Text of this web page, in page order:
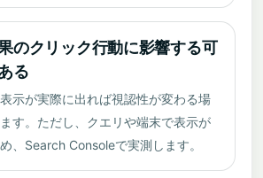
のクリック行動に影響する可
る
示が実際に出れば視認性が変わる場
す。ただし、クエリや端末で表示が
、Search Consoleで実測します。